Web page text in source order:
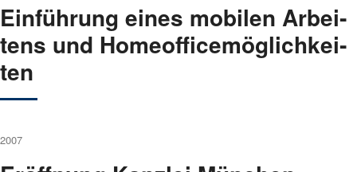
Ein­füh­rung eines mobi­len Arbei­
tens und Home­of­fice­mög­lich­kei­
ten
2007